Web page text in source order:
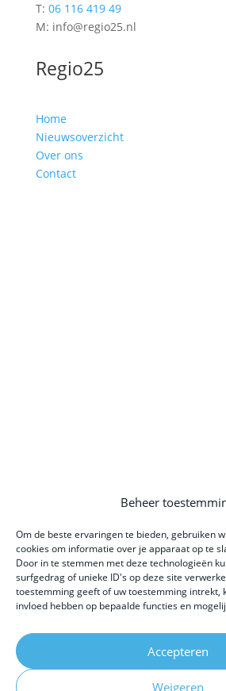
Beheer
Om de beste ervaringen te bieden, gebruiken
cookies om informatie over je apparaat op te
Door in te stemmen met deze technologieën
surfgedrag of unieke ID's op deze site
toestemming geeft of uw toestemming intrekt,
invloed hebben op bepaalde functies en
Accepteren
Weigeren
T: 06 116 419 49
M: info@regio25.nl
Regio25
Home
Nieuwsoverzicht
Over ons
Contact
Website gemaakt door: LOEQ